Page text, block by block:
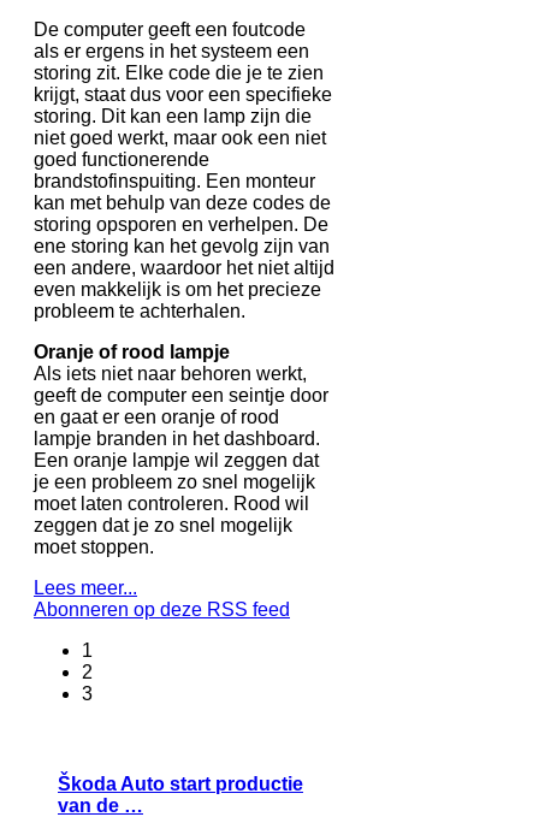
De computer geeft een foutcode
als er ergens in het systeem een
storing zit. Elke code die je te zien
krijgt, staat dus voor een specifieke
storing. Dit kan een lamp zijn die
niet goed werkt, maar ook een niet
goed functionerende
brandstofinspuiting. Een monteur
kan met behulp van deze codes de
storing opsporen en verhelpen. De
ene storing kan het gevolg zijn van
een andere, waardoor het niet altijd
even makkelijk is om het precieze
probleem te achterhalen.
Oranje of rood lampje
Als iets niet naar behoren werkt,
geeft de computer een seintje door
en gaat er een oranje of rood
lampje branden in het dashboard.
Een oranje lampje wil zeggen dat
je een probleem zo snel mogelijk
moet laten controleren. Rood wil
zeggen dat je zo snel mogelijk
moet stoppen.
Lees meer...
Abonneren op deze RSS feed
1
2
3
Škoda Auto start productie
van de …